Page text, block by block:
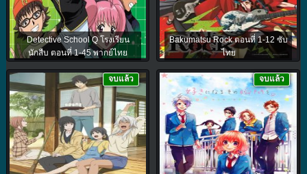
Detective School Q โรงเรียน
นักสืบ ตอนที่ 1-45 พากย์ไทย
Bakumatsu Rock ตอนที่ 1-12 ซับ
ไทย
จบแล้ว จบแล้ว